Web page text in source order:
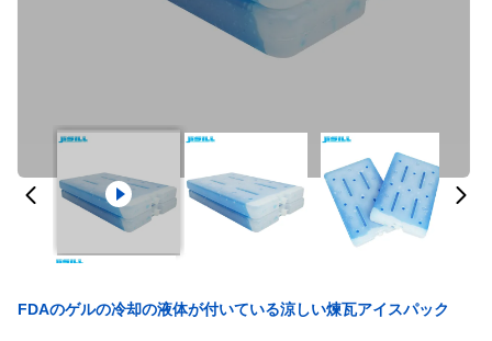
FDAのゲルの冷却の液体が付いている涼しい煉瓦アイスパック